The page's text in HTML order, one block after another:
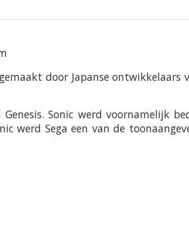
door Japanse ontwikkelaars
Sonic werd voornamelijk
werd Sega een van de